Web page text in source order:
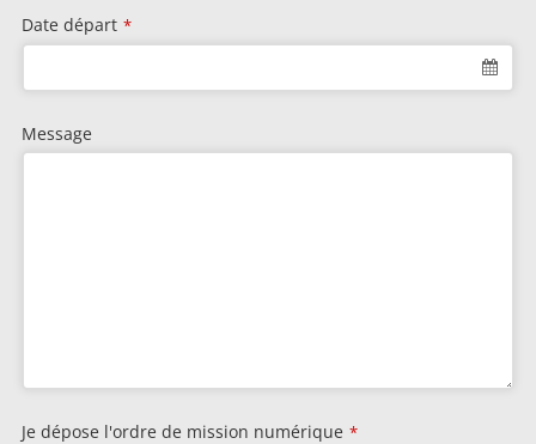
Date départ *
Message
Je dépose l'ordre de mission numérique *